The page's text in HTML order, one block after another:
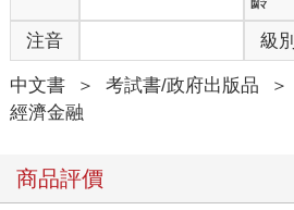
注音 級別
中文書 ＞ 考試書/政府出版品 ＞
經濟金融
商品評價